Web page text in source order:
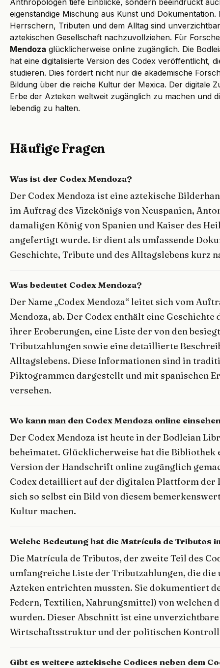
Anthropologen tiefe Einblicke, sondern beeindruckt
eigenständige Mischung aus Kunst und
Herrschern, Tributen und dem Alltag sind
aztekischen Gesellschaft nachzuvollziehen. Für
Mendoza glücklicherweise online zugänglich. Die
hat eine digitalisierte Version des Codex veröffentlicht,
studieren. Dies fördert nicht nur die akademische
Bildung über die reiche Kultur der Mexica. Der digitale
Erbe der Azteken weltweit zugänglich zu machen und
lebendig zu halten.
Häufige Fragen
Was ist der Codex Mendoza?
Der Codex Mendoza ist eine aztekische
im Auftrag des Vizekönigs von Neuspanien,
damaligen König von Spanien und Kaiser des
angefertigt wurde. Er dient als umfassende
Geschichte, Tribute und des Alltagslebens kurz
Was bedeutet Codex Mendoza?
Der Name „Codex Mendoza“ leitet sich vom
Mendoza, ab. Der Codex enthält eine
ihrer Eroberungen, eine Liste der von den
Tributzahlungen sowie eine detaillierte
Alltagslebens. Diese Informationen sind in
Piktogrammen dargestellt und mit spanischen
versehen.
Wo kann man den Codex Mendoza online
Der Codex Mendoza ist heute in der Bodleian
beheimatet. Glücklicherweise hat die
Version der Handschrift online zugänglich
Codex detailliert auf der digitalen Plattform der
sich so selbst ein Bild von diesem
Kultur machen.
Welche Bedeutung hat die Matrícula de Tributos
Die Matrícula de Tributos, der zweite Teil des
umfangreiche Liste der Tributzahlungen, die
Azteken entrichten mussten. Sie dokumentiert
Federn, Textilien, Nahrungsmittel) von welchen
wurden. Dieser Abschnitt ist eine
Wirtschaftsstruktur und der politischen
Gibt es weitere aztekische Codices neben dem